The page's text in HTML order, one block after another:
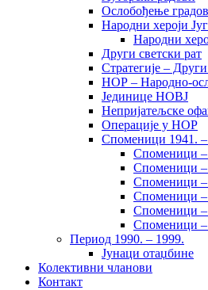
Ослобођење
Народни хероји
Народни
Други светски рат
Стратегије –
НОР – Народно-
Јединице НОВЈ
Непријатељске
Операције у НОР
Споменици 1941. –
Споменици –
Споменици
Споменици
Споменици –
Споменици –
Споменици –
Период 1990. – 1999.
Јунаци отаџбине
Колективни чланови
Контакт